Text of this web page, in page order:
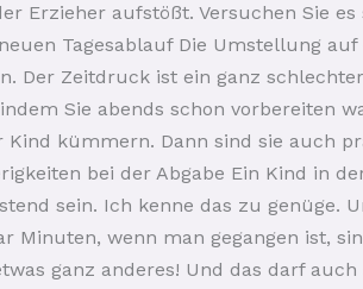
Erzieher aufstößt. Versuchen Sie
Tagesablauf Die Umstellung
Der Zeitdruck ist ein ganz
Sie abends schon vorbereiten
Kind kümmern. Dann sind sie auch
bei der Abgabe Ein Kind in
sein. Ich kenne das zu genüge.
Minuten, wenn man gegangen ist,
ganz anderes! Und das darf